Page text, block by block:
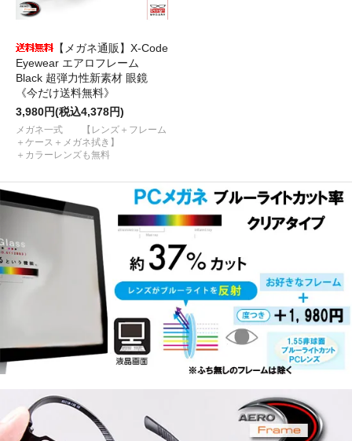
【メガネ通販】X-Code
Eyewear エアロフレーム
Black 超弾力性新素材 眼鏡
《今だけ送料無料》
3,980円(税込4,378円)
メガネ一式 【レンズ＋フレーム
＋ケース＋メガネ拭き】
＋カラーレンズも無料